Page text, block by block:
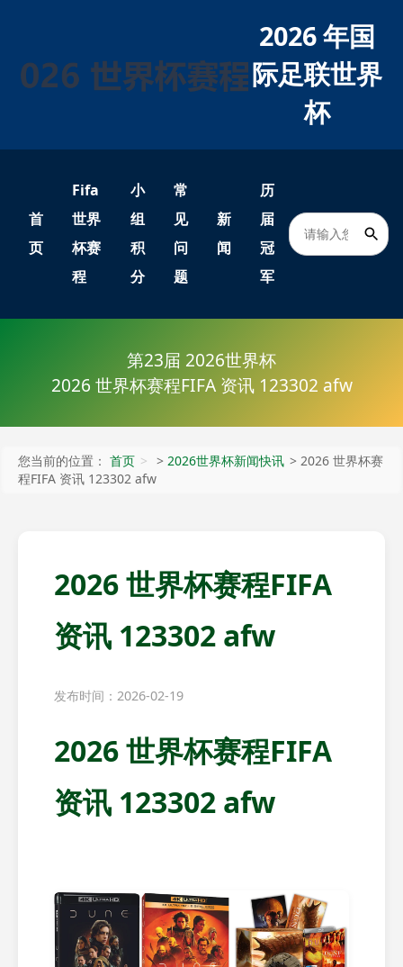
2026 年国
际足联世界
杯
首
页
Fifa
世界
杯赛
程
小
组
积
分
常
见
问
题
新
闻
历
届
冠
军
第23届 2026世界杯
2026 世界杯赛程FIFA 资讯 123302 afw
您当前的位置： 首页 > 2026世界杯新闻快讯 > 2026 世界杯赛
程FIFA 资讯 123302 afw
2026 世界杯赛程FIFA
资讯 123302 afw
发布时间：2026-02-19
2026 世界杯赛程FIFA
资讯 123302 afw